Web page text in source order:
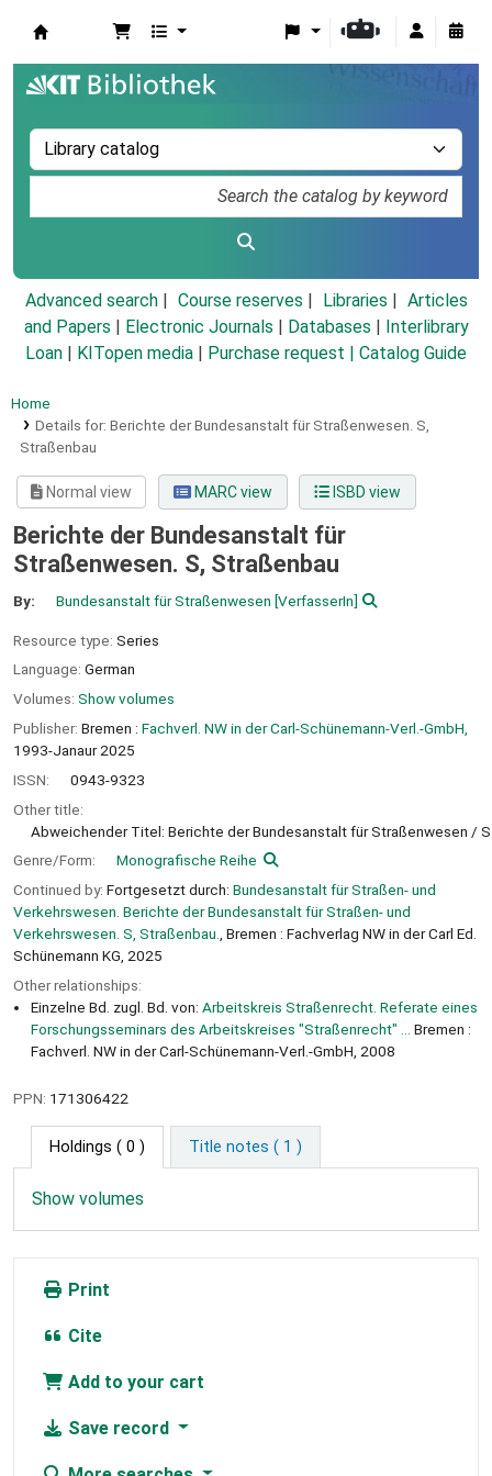
Advanced search Course reserves Libraries
Articles
and Papers
Electronic Journals Databases
Interlibrary
Loan
KITopen media Purchase request | Catalog Guide
Home
Details for: Berichte der Bundesanstalt für Straßenwesen. S,
Straßenbau
Normal view MARC view ISBD view
Berichte der Bundesanstalt für
Straßenwesen. S, Straßenbau
By: Bundesanstalt für Straßenwesen [VerfasserIn]
Resource type: Series
Language: German
Volumes: Show volumes
Publisher: Bremen : Fachverl. NW in der Carl-Schünemann-Verl.-GmbH,
1993-Janaur 2025
ISSN:
0943-9323
Other title:
Abweichender Titel: Berichte der Bundesanstalt für Straßenwesen / S
Genre/Form:
Monografische Reihe
Continued by: Fortgesetzt durch: Bundesanstalt für Straßen- und
Verkehrswesen. Berichte der Bundesanstalt für Straßen- und
Verkehrswesen. S, Straßenbau.
, Bremen : Fachverlag NW in der Carl Ed.
Schünemann KG, 2025
Other relationships:
Einzelne Bd. zugl. Bd. von: Arbeitskreis Straßenrecht. Referate eines
Forschungsseminars des Arbeitskreises "Straßenrecht" ...
Bremen :
Fachverl. NW in der Carl-Schünemann-Verl.-GmbH, 2008
PPN: 171306422
Holdings ( 0 ) Title notes ( 1 )
Show volumes
Print
Cite
Add to your cart
Save record